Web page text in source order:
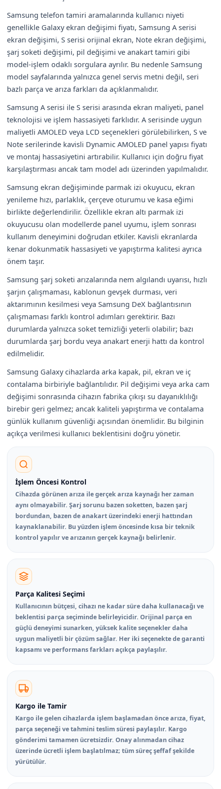
Samsung telefon tamiri aramalarında kullanıcı niyeti
genellikle Galaxy ekran değişimi fiyatı, Samsung A serisi
ekran değişimi, S serisi orijinal ekran, Note ekran değişimi,
şarj soketi değişimi, pil değişimi ve anakart tamiri gibi
model-işlem odaklı sorgulara ayrılır. Bu nedenle Samsung
model sayfalarında yalnızca genel servis metni değil, seri
bazlı parça ve arıza farkları da açıklanmalıdır.
Samsung A serisi ile S serisi arasında ekran maliyeti, panel
teknolojisi ve işlem hassasiyeti farklıdır. A serisinde uygun
maliyetli AMOLED veya LCD seçenekleri görülebilirken, S ve
Note serilerinde kavisli Dynamic AMOLED panel yapısı fiyatı
ve montaj hassasiyetini artırabilir. Kullanıcı için doğru fiyat
karşılaştırması ancak tam model adı üzerinden yapılmalıdır.
Samsung ekran değişiminde parmak izi okuyucu, ekran
yenileme hızı, parlaklık, çerçeve oturumu ve kasa eğimi
birlikte değerlendirilir. Özellikle ekran altı parmak izi
okuyucusu olan modellerde panel uyumu, işlem sonrası
kullanım deneyimini doğrudan etkiler. Kavisli ekranlarda
kenar dokunmatik hassasiyeti ve yapıştırma kalitesi ayrıca
önem taşır.
Samsung şarj soketi arızalarında nem algılandı uyarısı, hızlı
şarjın çalışmaması, kablonun gevşek durması, veri
aktarımının kesilmesi veya Samsung DeX bağlantısının
çalışmaması farklı kontrol adımları gerektirir. Bazı
durumlarda yalnızca soket temizliği yeterli olabilir; bazı
durumlarda şarj bordu veya anakart enerji hattı da kontrol
edilmelidir.
Samsung Galaxy cihazlarda arka kapak, pil, ekran ve iç
contalama birbiriyle bağlantılıdır. Pil değişimi veya arka cam
değişimi sonrasında cihazın fabrika çıkışı su dayanıklılığı
birebir geri gelmez; ancak kaliteli yapıştırma ve contalama
günlük kullanım güvenliği açısından önemlidir. Bu bilginin
açıkça verilmesi kullanıcı beklentisini doğru yönetir.
İşlem Öncesi Kontrol
Cihazda görünen arıza ile gerçek arıza kaynağı her zaman
aynı olmayabilir. Şarj sorunu bazen soketten, bazen şarj
bordundan, bazen de anakart üzerindeki enerji hattından
kaynaklanabilir. Bu yüzden işlem öncesinde kısa bir teknik
kontrol yapılır ve arızanın gerçek kaynağı belirlenir.
Parça Kalitesi Seçimi
Kullanıcının bütçesi, cihazı ne kadar süre daha kullanacağı ve
beklentisi parça seçiminde belirleyicidir. Orijinal parça en
güçlü deneyimi sunarken, yüksek kalite seçenekler daha
uygun maliyetli bir çözüm sağlar. Her iki seçenekte de garanti
kapsamı ve performans farkları açıkça paylaşılır.
Kargo ile Tamir
Kargo ile gelen cihazlarda işlem başlamadan önce arıza, fiyat,
parça seçeneği ve tahmini teslim süresi paylaşılır. Kargo
gönderimi tamamen ücretsizdir. Onay alınmadan cihaz
üzerinde ücretli işlem başlatılmaz; tüm süreç şeffaf şekilde
yürütülür.